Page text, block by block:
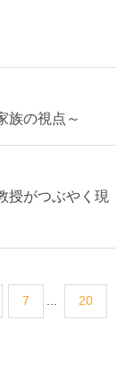
族の視点～
授がつぶやく現
7 20